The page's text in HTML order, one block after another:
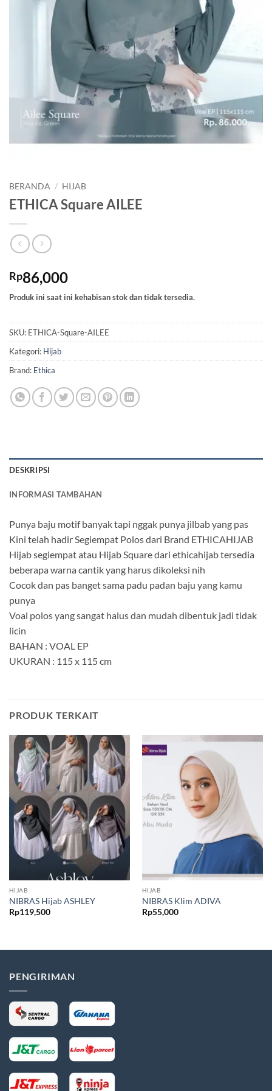
BERANDA / HIJAB
ETHICA Square AILEE
Rp86,000
Produk ini saat ini kehabisan stok dan tidak tersedia.
SKU: ETHICA-Square-AILEE
Kategori: Hijab
Brand: Ethica
DESKRIPSI
INFORMASI TAMBAHAN
Punya baju motif banyak tapi nggak punya jilbab yang pas
Kini telah hadir Segiempat Polos dari Brand ETHICAHIJAB
Hijab segiempat atau Hijab Square dari ethicahijab tersedia
beberapa warna cantik yang harus dikoleksi nih
Cocok dan pas banget sama padu padan baju yang kamu
punya
Voal polos yang sangat halus dan mudah dibentuk jadi tidak
licin
BAHAN : VOAL EP
UKURAN : 115 x 115 cm
PRODUK TERKAIT
HIJAB
NIBRAS Hijab ASHLEY
Rp119,500
HIJAB
NIBRAS Klim ADIVA
Rp55,000
PENGIRIMAN